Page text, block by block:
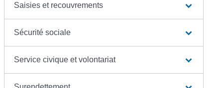
Saisies et recouvrements
Sécurité sociale
Service civique et volontariat